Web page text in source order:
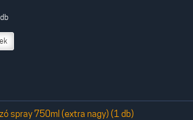
spray 750ml (extra nagy) (1 db)